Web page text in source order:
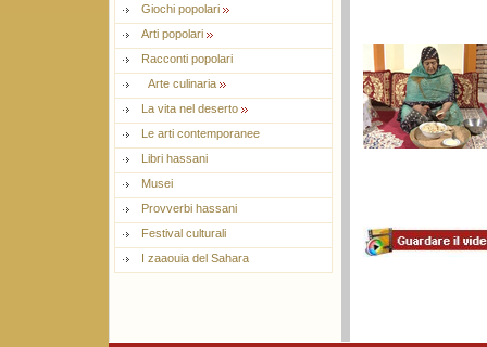
Giochi popolari
Arti popolari
Racconti popolari
Arte culinaria
La vita nel deserto
Le arti contemporanee
Libri hassani
Musei
Provverbi hassani
Festival culturali
I zaaouia del Sahara